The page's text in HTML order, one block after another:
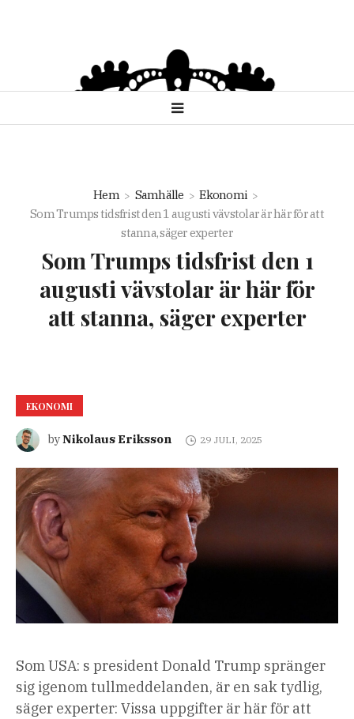
Hem Samhälle
Ekonomi
Som Trumps tidsfrist den 1 augusti vävstolar är här för att
stanna, säger experter
Som Trumps tidsfrist den 1
augusti vävstolar är här för
att stanna, säger experter
EKONOMI
byNikolaus Eriksson 29 JULI, 2025
Som USA: s president Donald Trump spränger
sig igenom tullmeddelanden, är en sak tydlig,
säger experter: Vissa uppgifter är här för att